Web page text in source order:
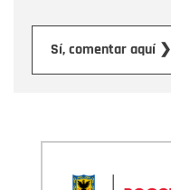
Sí, comentar aquí ❯